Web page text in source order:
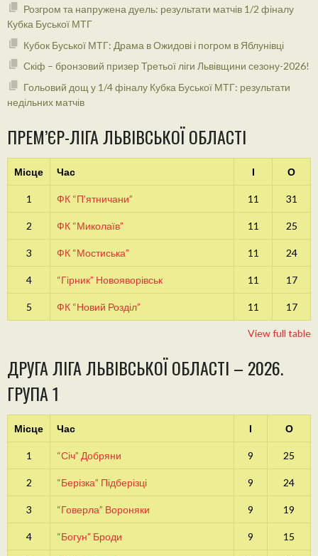
Розгром та напружена дуель: результати матчів 1/2 фіналу
Кубка Буської МТГ
Кубок Буської МТГ: Драма в Ожидові і погром в Яблунівці
Скіф – бронзовий призер Третьої ліги Львівщини сезону-2026!
Гольовий дощ у 1/4 фіналу Кубка Буської МТГ: результати
недільних матчів
ПРЕМ’ЄР-ЛІГА ЛЬВІВСЬКОЇ ОБЛАСТІ
Місце Час І О
1 ФК “П’ятничани” 11 31
2 ФК “Миколаїв” 11 25
3 ФК “Мостиська” 11 24
4 “Гірник” Новояворівськ 11 17
5 ФК “Новий Розділ” 11 17
View full table
ДРУГА ЛІГА ЛЬВІВСЬКОЇ ОБЛАСТІ – 2026.
ГРУПА 1
Місце Час І О
1 “Січ” Добряни 9 25
2 “Берізка” Підберізці 9 24
3 “Говерла” Вороняки 9 19
4 “Богун” Броди 9 15